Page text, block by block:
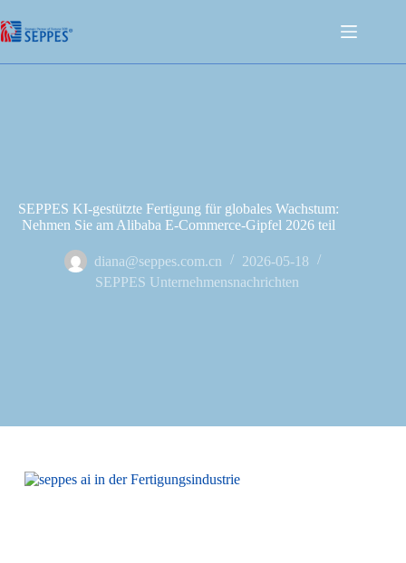
SEPPES KI-gestützte Fertigung für globales Wachstum:
Nehmen Sie am Alibaba E-Commerce-Gipfel 2026 teil
diana@seppes.com.cn
2026-05-18
SEPPES Unternehmensnachrichten